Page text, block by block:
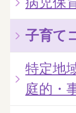
子育て
特定地
庭的・